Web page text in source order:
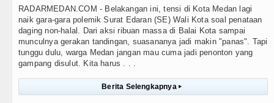
RADARMEDAN.COM - Belakangan ini, tensi di Kota Medan lagi
naik gara-gara polemik Surat Edaran (SE) Wali Kota soal penataan
daging non-halal. Dari aksi ribuan massa di Balai Kota sampai
munculnya gerakan tandingan, suasananya jadi makin "panas". Tapi
tunggu dulu, warga Medan jangan mau cuma jadi penonton yang
gampang disulut. Kita harus . . .
Berita Selengkapnya ▸